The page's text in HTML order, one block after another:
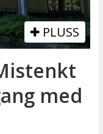
PLUSS
med